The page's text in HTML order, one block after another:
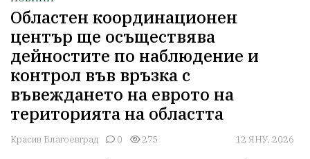
Областен координационен
център ще осъществява
дейностите по наблюдение и
контрол във връзка с
въвеждането на еврото на
територията на областта
Красив Благоевград 0 275 12 ЯНУ, 2026